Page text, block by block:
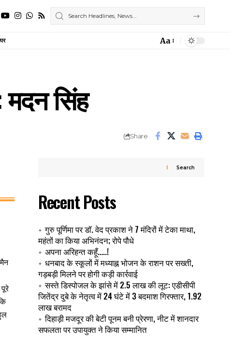
Font
Aa
मदन सिंह
Share
Search
Recent Posts
गुरु पूर्णिमा पर डॉ. वेद प्रकाश ने 7 मंदिरों में टेका माथा,
महंतों का किया अभिनंदन; रोपे पौधे
अपना अरिहन्त कहूँ…..!
धनबाद के स्कूलों में मध्याह्न भोजन के राशन पर सख्ती,
गड़बड़ी मिलने पर होगी कड़ी कार्रवाई
सस्ते डिस्पोजल के झांसे में 2.5 लाख की लूट: एडीसीपी
जितेंद्र दुबे के नेतृत्व में 24 घंटे में 3 बदमाश गिरफ्तार, 1.92
लाख बरामद
दिहाड़ी मजदूर की बेटी पूनम बनी प्रेरणा, नीट में शानदार
सफलता पर उपायुक्त ने किया सम्मानित